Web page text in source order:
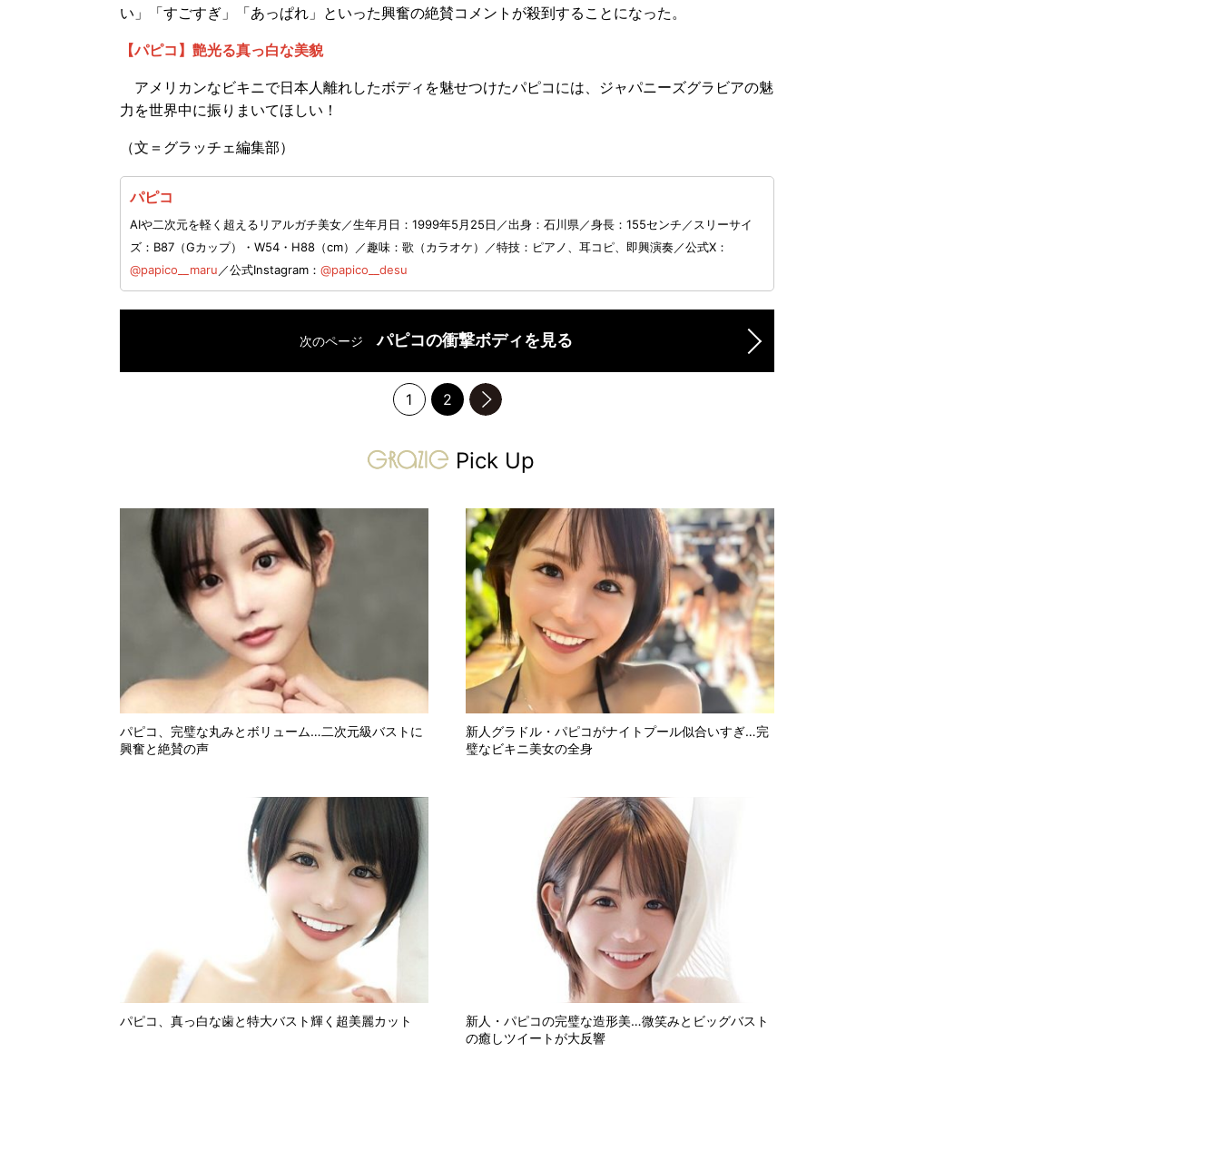
い」「すごすぎ」「あっぱれ」といった興奮の絶賛コメントが殺到することになった。
【パピコ】艶光る真っ白な美貌
アメリカンなビキニで日本人離れしたボディを魅せつけたパピコには、ジャパニーズグラビアの魅
力を世界中に振りまいてほしい！
（文＝グラッチェ編集部）
パピコ
AIや二次元を軽く超えるリアルガチ美女／生年月日：1999年5月25日／出身：石川県／身長：155センチ／スリーサイ
ズ：B87（Gカップ）・W54・H88（cm）／趣味：歌（カラオケ）／特技：ピアノ、耳コピ、即興演奏／公式X：
@papico__maru／公式Instagram： @papico__desu
次のページ パピコの衝撃ボディを見る
1 2
次のページへ
gravure-grazie
Pick Up
パピコ、完璧な丸みとボリューム…二次元級バストに
興奮と絶賛の声
新人グラドル・パピコがナイトプール似合いすぎ…完
璧なビキニ美女の全身
パピコ、真っ白な歯と特大バスト輝く超美麗カット
新人・パピコの完璧な造形美…微笑みとビッグバスト
の癒しツイートが大反響